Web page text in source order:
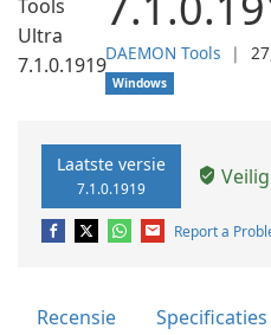
DAEMON Tools ❘
Windows
Laatste versie
7.1.0.1919
Report a
Recensie Specificaties